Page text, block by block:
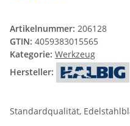
Artikelnummer: 206128
GTIN: 4059383015565
Kategorie: Werkzeug
Hersteller:
Standardqualität,